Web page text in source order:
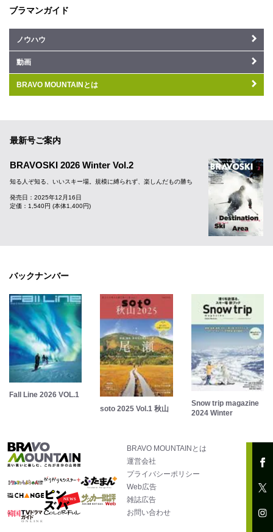
ブラマンガイド
ノウハウ
動画
BRAVO MOUNTAINとは
最新号ご案内
BRAVOSKI 2026 Winter Vol.2
知る人ぞ知る、いいスキー場。規模に縛られず、楽しんだもの勝ち
発売日：2025年12月16日
定価：1,540円 (本体1,400円)
バックナンバー
Fall Line 2026 VOL.1
soto 2025 Vol.1 秋山
Snow trip magazine
2024 Winter
BRAVO MOUNTAINとは
運営会社
プライバシーポリシー
Web広告
雑誌広告
お問い合わせ